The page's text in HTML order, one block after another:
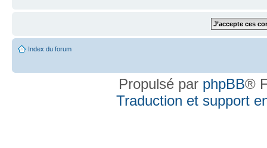
Index du forum
Propulsé par phpBB®
Traduction et support